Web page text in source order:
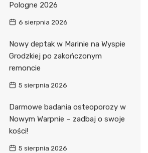
Pologne 2026
6 sierpnia 2026
Nowy deptak w Marinie na Wyspie
Grodzkiej po zakończonym
remoncie
5 sierpnia 2026
Darmowe badania osteoporozy w
Nowym Warpnie – zadbaj o swoje
kości!
5 sierpnia 2026